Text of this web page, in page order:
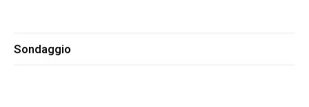
Sondaggio